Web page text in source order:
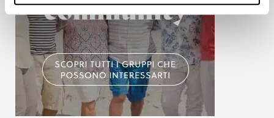
Identificare il tuo dispositivo, scansionandolo
attivamente alla ricerca di caratteristiche specifiche
(impronte digitali).
Approfondisci come vengono elaborati i tuoi dati personali
e imposta le tue preferenze nellasezione dettagli
modificare o ritirare il tuo consenso in qualsiasi momento
dalla Dichiarazione sui cookie.